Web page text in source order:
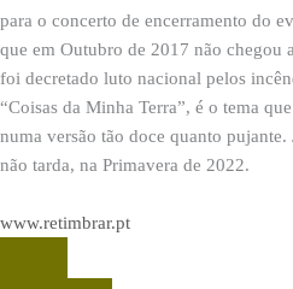
para o concerto de encerramento do
que em Outubro de 2017 não chegou
foi decretado luto nacional pelos
“Coisas da Minha Terra”, é o tema
numa versão tão doce quanto pujante.
não tarda, na Primavera de 2022.
www.retimbrar.pt